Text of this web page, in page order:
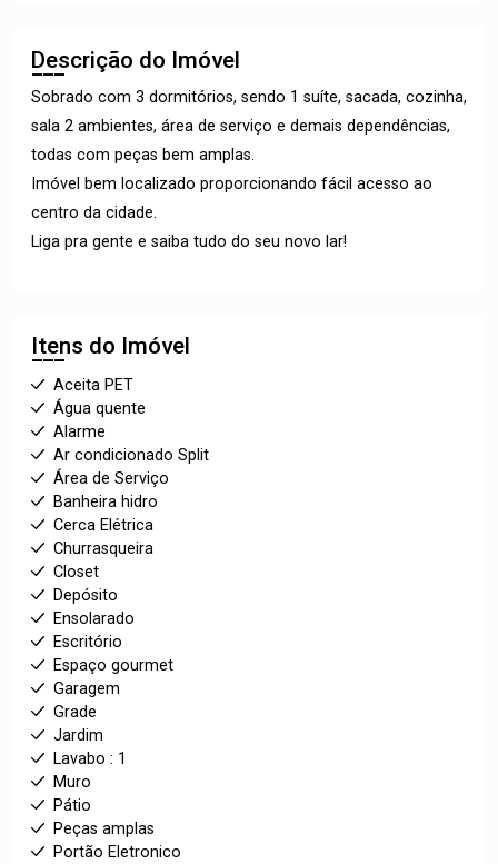
Descrição do Imóvel
Sobrado com 3 dormitórios, sendo 1 suíte, sacada, cozinha,
sala 2 ambientes, área de serviço e demais dependências,
todas com peças bem amplas.
Imóvel bem localizado proporcionando fácil acesso ao
centro da cidade.
Liga pra gente e saiba tudo do seu novo lar!
Itens do Imóvel
Aceita PET
Água quente
Alarme
Ar condicionado Split
Área de Serviço
Banheira hidro
Cerca Elétrica
Churrasqueira
Closet
Depósito
Ensolarado
Escritório
Espaço gourmet
Garagem
Grade
Jardim
Lavabo : 1
Muro
Pátio
Peças amplas
Portão Eletronico